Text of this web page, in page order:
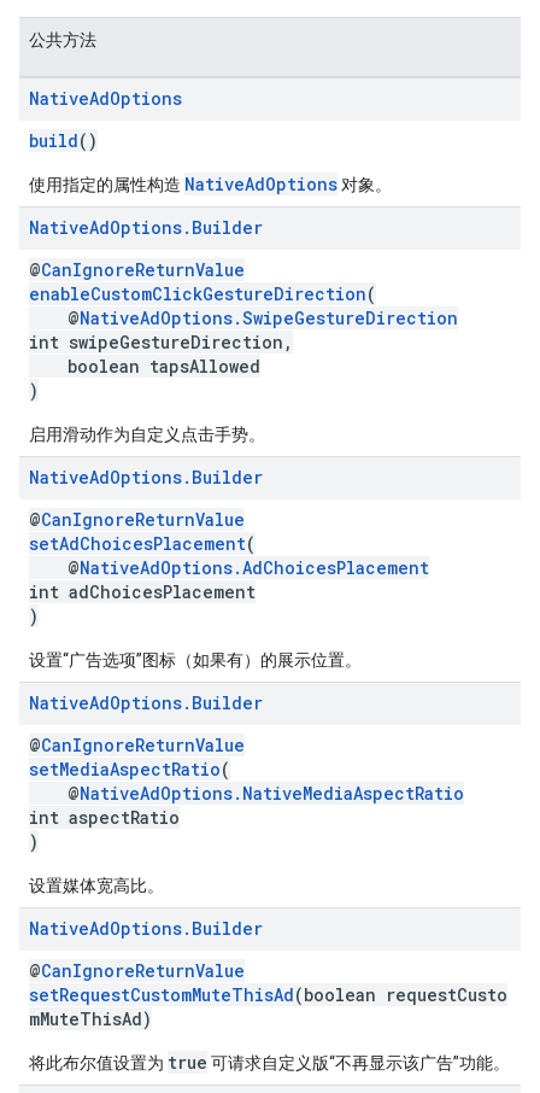
公共方法
NativeAdOptions
build()
使用指定的属性构造 NativeAdOptions 对象。
NativeAdOptions. Builder
@CanIgnoreReturnValue
enableCustomClickGestureDirection(
@NativeAdOptions.SwipeGestureDirection
int swipeGestureDirection,
boolean tapsAllowed
)
启用滑动作为自定义点击手势。
NativeAdOptions. Builder
@CanIgnoreReturnValue
setAdChoicesPlacement(
@NativeAdOptions.AdChoicesPlacement
int adChoicesPlacement
)
设置“广告选项”图标（如果有）的展示位置。
NativeAdOptions. Builder
@CanIgnoreReturnValue
setMediaAspectRatio(
@NativeAdOptions.NativeMediaAspectRatio
int aspectRatio
)
设置媒体宽高比。
NativeAdOptions. Builder
@CanIgnoreReturnValue
setRequestCustomMuteThisAd(boolean requestCusto
mMuteThisAd)
将此布尔值设置为 true 可请求自定义版“不再显示该广告”功能。